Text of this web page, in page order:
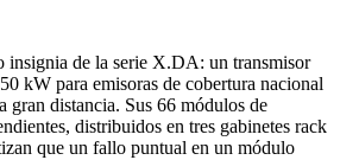
de la serie X.DA: un transmisor
kW para emisoras de cobertura nacional
gran distancia. Sus 66 módulos de
distribuidos en tres gabinetes rack
que un fallo puntual en un módulo